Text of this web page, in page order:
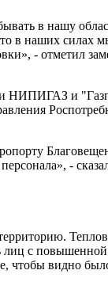
в нашу
в наших силах
- отметил
НИПИГАЗ и
-
лиц с
чтобы видно